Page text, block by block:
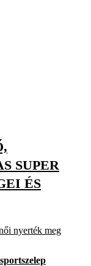
SUPER
ÉS
nyerték meg
sportszelep